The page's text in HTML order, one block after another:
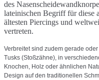
des
lateinischen Begriff für diese
ältesten Piercings und
vertreten.
Verbreitet sind zudem gerade
Tusks (Stoßzähne), in
Knochen, Holz oder ähnlichen
Design auf den traditionellen